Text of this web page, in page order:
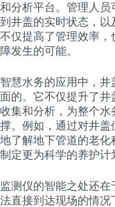
和分析平台。管理人
到井盖的实时状态，
不仅提高了管理效率，
障发生的可能。
智慧水务的应用中，
面的。它不仅提升了井
收集和分析，为整个水
撑。例如，通过对井
地了解地下管道的老
制定更为科学的养护计
监测仪的智能之处还
法直接到达现场的情